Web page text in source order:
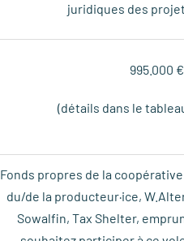
juridiques des
995.000 €
(détails dans le
Fonds propres de la
du/de la producteur·ice,
Sowalfin, Tax Shelter,